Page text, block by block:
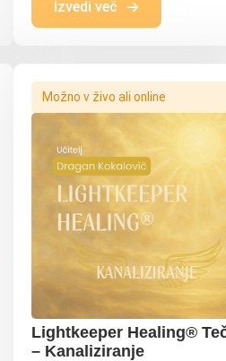
Izvedi več
Možno v živo ali online
Lightkeeper Healing®
– Kanaliziranje